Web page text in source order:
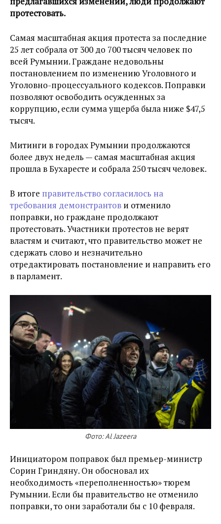
протестовать.
Самая масштабная акция протеста за последние
25 лет собрала от 300 до 700 тысяч человек по
всей Румынии. Граждане недовольны
постановлением по изменению Уголовного и
Уголовно-процессуального кодексов. Поправки
позволяют освободить осужденных за
коррупцию, если сумма ущерба была ниже $47,5
тысяч.
Митинги в городах Румынии продолжаются
более двух недель — самая масштабная акция
прошла в Бухаресте и собрала 250 тысяч человек.
В итоге правительство согласилось на
требования демонстрантов и отменило
поправки, но граждане продолжают
протестовать. Участники протестов не верят
властям и считают, что правительство может не
сдержать слово и незначительно
отредактировать постановление и направить его
в парламент.
Фото: Al Jazeera
Инициатором поправок был премьер-министр
Сорин Гриндяну. Он обосновал их
необходимость «переполненностью» тюрем
Румынии. Если бы правительство не отменило
поправки, то они заработали бы с 10 февраля.